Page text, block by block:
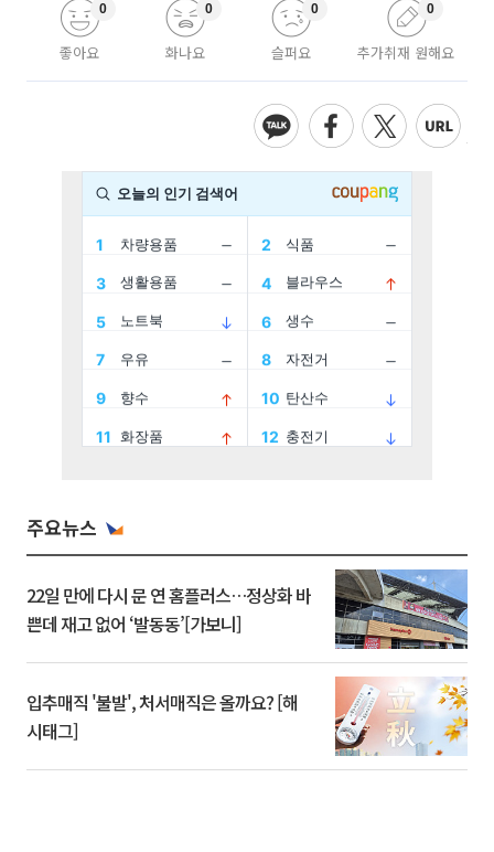
좋아요
0
화나요
0
슬퍼요
0
추가취재 원해요
0
주요뉴스
22일 만에 다시 문 연 홈플러스…정상화 바
쁜데 재고 없어 ‘발동동’[가보니]
입추매직 '불발', 처서매직은 올까요? [해
시태그]